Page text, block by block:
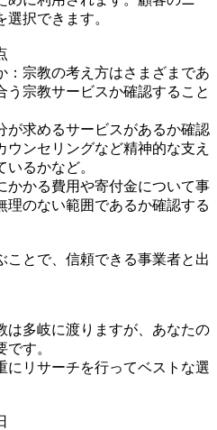
択できます。
：宗教の考え方はさまざまであ
う宗教サービスか確認すること
が求めるサービスがあるか確認
ンセリングなど精神的な支え
るかなど。
かかる費用や寄付金について事
理のない範囲であるか確認する
ことで、信頼できる事業者と出
は多岐に渡りますが、あなたの
す。
にリサーチを行ってベストな選